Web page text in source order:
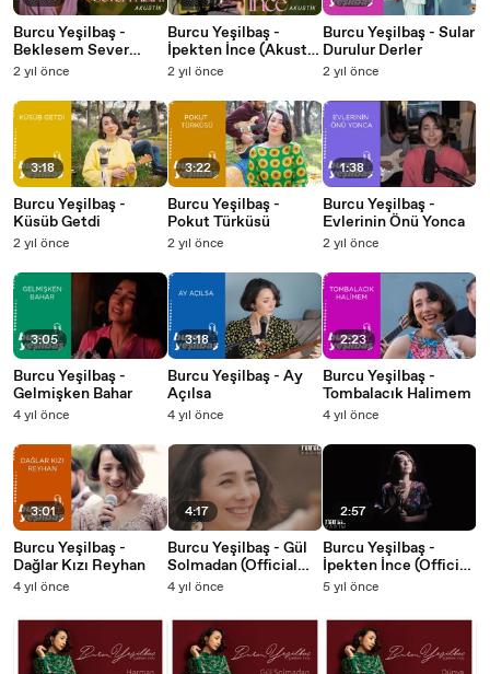
Burcu Yeşilbaş -
Beklesem Sever
Misin (Akustik
2 yıl önce
3:18
Burcu Yeşilbaş -
Küsüb Getdi
2 yıl önce
3:05
Burcu Yeşilbaş -
Gelmişken Bahar
4 yıl önce
3:01
Burcu Yeşilbaş -
Dağlar Kızı Reyhan
4 yıl önce
Burcu Yeşilbaş -
İpekten İnce (Akustik
Versiyon)
2 yıl önce
3:22
Burcu Yeşilbaş -
Pokut Türküsü
2 yıl önce
3:18
Burcu Yeşilbaş - Ay
Açılsa
4 yıl önce
4:17
Burcu Yeşilbaş - Gül
Solmadan (Official
Video)
4 yıl önce
Burcu Yeşilbaş - Sular
Durulur Derler
2 yıl önce
1:38
Burcu Yeşilbaş -
Evlerinin Önü Yonca
2 yıl önce
2:23
Burcu Yeşilbaş -
Tombalacık Halimem
4 yıl önce
2:57
Burcu Yeşilbaş -
İpekten İnce (Official
Video)
5 yıl önce